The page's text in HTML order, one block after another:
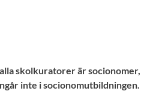
skolkuratorer är socionomer,
inte i socionomutbildningen.